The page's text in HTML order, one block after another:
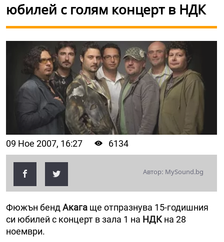
юбилей с голям концерт в НДК
09 Ное 2007, 16:27 6134
Автор: MySound.bg
Фюжън бендАкага ще отпразнува 15-годишния
си юбилей с концерт в зала 1 на НДК на 28
ноември.